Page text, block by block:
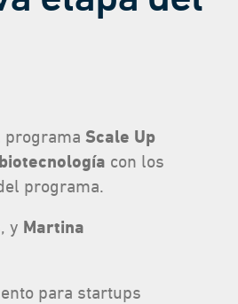
programa Scale Up
con los
programa.
y Martina
para startups